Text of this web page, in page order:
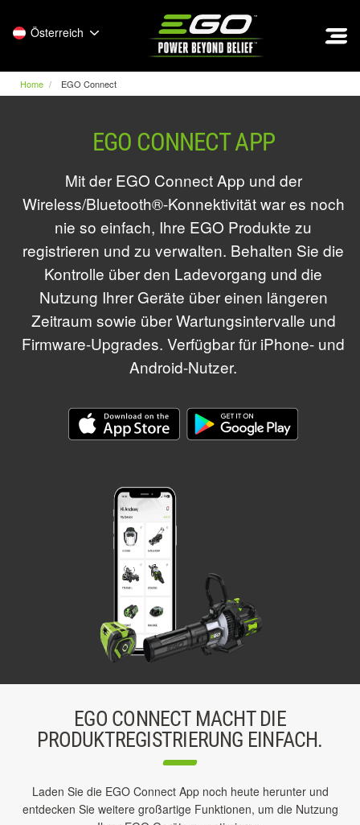
Österreich
Home EGO Connect
EGO CONNECT APP
Mit der EGO Connect App und der
Wireless/Bluetooth®-Konnektivität war es noch
nie so einfach, Ihre EGO Produkte zu
registrieren und zu verwalten. Behalten Sie die
Kontrolle über den Ladevorgang und die
Nutzung Ihrer Geräte über einen längeren
Zeitraum sowie über Wartungsintervalle und
Firmware-Upgrades. Verfügbar für iPhone- und
Android-Nutzer.
EGO CONNECT MACHT DIE
PRODUKTREGISTRIERUNG EINFACH.
Laden Sie die EGO Connect App noch heute herunter und
entdecken Sie weitere großartige Funktionen, um die Nutzung